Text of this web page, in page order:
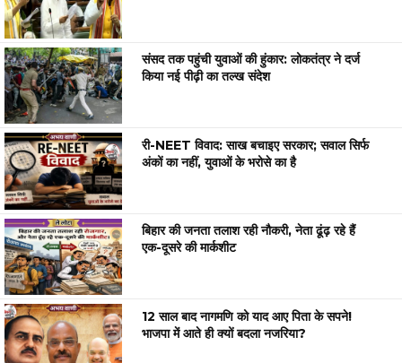
संसद तक पहुंची युवाओं की हुंकार: लोकतंत्र ने दर्ज
किया नई पीढ़ी का तल्ख संदेश
री-NEET विवाद: साख बचाइए सरकार; सवाल सिर्फ
अंकों का नहीं, युवाओं के भरोसे का है
बिहार की जनता तलाश रही नौकरी, नेता ढूंढ़ रहे हैं
एक-दूसरे की मार्कशीट
12 साल बाद नागमणि को याद आए पिता के सपने!
भाजपा में आते ही क्यों बदला नजरिया?